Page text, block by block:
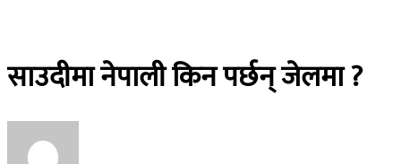
साउदीमा नेपाली किन पर्छन् जेलमा ?